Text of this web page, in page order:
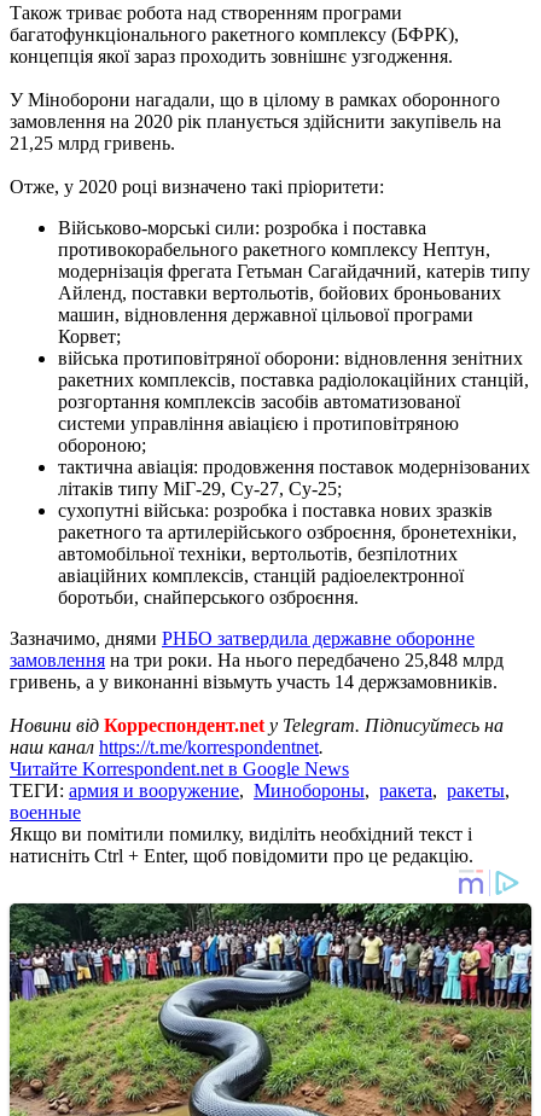
Також триває робота над створенням програми
багатофункціонального ракетного комплексу (БФРК),
концепція якої зараз проходить зовнішнє узгодження.
У Міноборони нагадали, що в цілому в рамках оборонного
замовлення на 2020 рік планується здійснити закупівель на
21,25 млрд гривень.
Отже, у 2020 році визначено такі пріоритети:
Військово-морські сили: розробка і поставка
противокорабельного ракетного комплексу Нептун,
модернізація фрегата Гетьман Сагайдачний, катерів типу
Айленд, поставки вертольотів, бойових броньованих
машин, відновлення державної цільової програми
Корвет;
війська протиповітряної оборони: відновлення зенітних
ракетних комплексів, поставка радіолокаційних станцій,
розгортання комплексів засобів автоматизованої
системи управління авіацією і протиповітряною
обороною;
тактична авіація: продовження поставок модернізованих
літаків типу МіГ-29, Су-27, Су-25;
сухопутні війська: розробка і поставка нових зразків
ракетного та артилерійського озброєння, бронетехніки,
автомобільної техніки, вертольотів, безпілотних
авіаційних комплексів, станцій радіоелектронної
боротьби, снайперського озброєння.
Зазначимо, днями РНБО затвердила державне оборонне
замовлення на три роки. На нього передбачено 25,848 млрд
гривень, а у виконанні візьмуть участь 14 держзамовників.
Новини від Корреспондент.net у Telegram. Підписуйтесь на
наш канал https://t.me/korrespondentnet.
Читайте Korrespondent.net в Google News
ТЕГИ: армия и вооружение, Минобороны, ракета, ракеты,
военные
Якщо ви помітили помилку, виділіть необхідний текст і
натисніть Ctrl + Enter, щоб повідомити про це редакцію.